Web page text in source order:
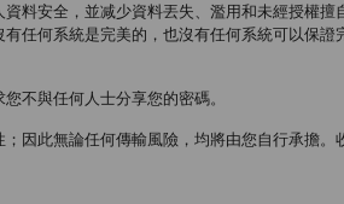
料安全，並减少資料丟失、濫用和未經授權
任何系統是完美的，也沒有任何系統可以保
不與任何人士分享您的密碼。
因此無論任何傳輸風險，均將由您自行承擔